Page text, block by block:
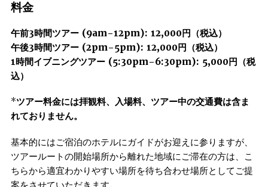
料金
午前3時間ツアー (9am–12pm): 12,000円（税込）
午後3時間ツアー (2pm–5pm): 12,000円（税込）
1時間イブニングツアー (5:30pm–6:30pm): 5,000円（税
込）
*ツアー料金には拝観料、入場料、ツアー中の交通費は含ま
れておりません。
基本的にはご宿泊のホテルにガイドがお迎えに参りますが、
ツアールートの開始場所から離れた地域にご滞在の方は、こ
ちらから適宜わかりやすい場所を待ち合わせ場所としてご提